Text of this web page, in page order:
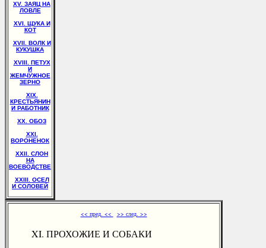
XV. ЗАЯЦ НА
ЛОВЛЕ
XVI. ЩУКА И
КОТ
XVII. ВОЛК И
КУКУШКА
XVIII. ПЕТУХ
И
ЖЕМЧУЖНОЕ
ЗЕРНО
XIX.
КРЕСТЬЯНИН
И РАБОТНИК
XX. ОБОЗ
XXI.
ВОРОНЕНОК
XXII. СЛОН
НА
ВОЕВОДСТВЕ
XXIII. ОСЕЛ
И СОЛОВЕЙ
<< пред. << >> след. >>
XI. ПРОХОЖИЕ И СОБАКИ